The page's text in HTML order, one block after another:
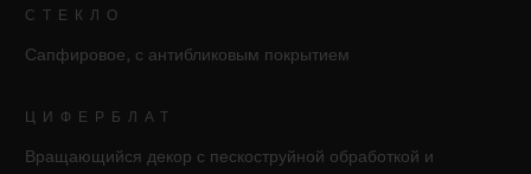
СТЕКЛО
Сапфировое, с антибликовым покрытием
ЦИФЕРБЛАТ
Вращающийся декор с пескоструйной обработкой и